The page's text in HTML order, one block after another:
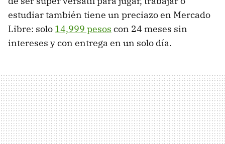
estudiar también tiene un preciazo en Mercado
Libre: solo 14,999 pesos con 24 meses sin
intereses y con entrega en un solo día.